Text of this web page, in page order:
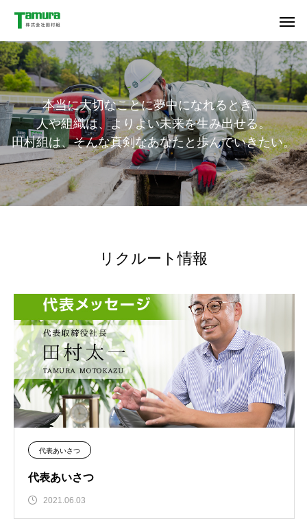
本当に大切なことに夢中になれるとき、
人や組織は、よりよい未来を生み出せる。
田村組は、そんな真剣なあなたと歩んでいきたい。
リクルート情報
代表あいさつ
代表あいさつ
2021.06.03